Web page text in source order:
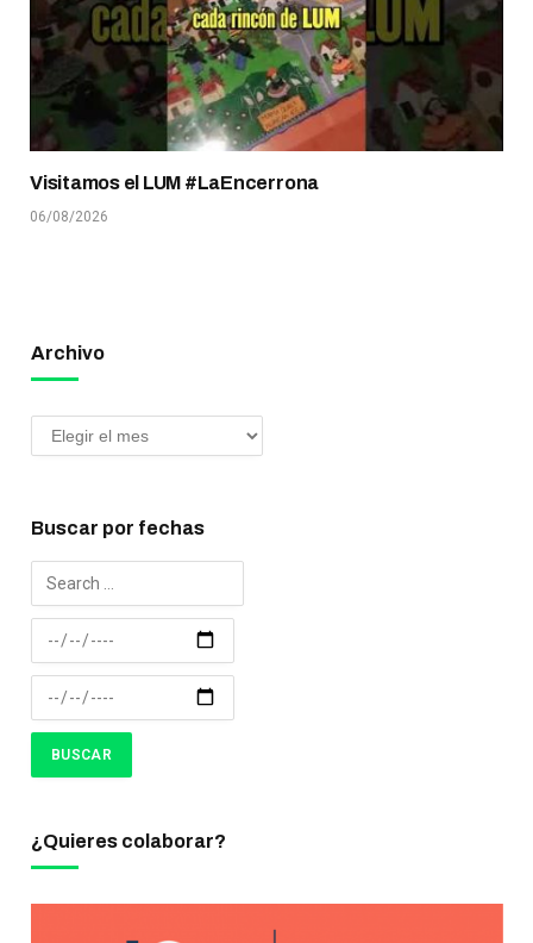
Visitamos el LUM #LaEncerrona
06/08/2026
Archivo
Buscar por fechas
¿Quieres colaborar?